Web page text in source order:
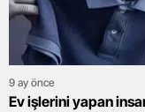
9 ay önce
Ev işlerini yapan